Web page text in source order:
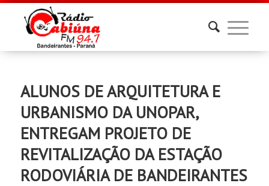
ALUNOS DE ARQUITETURA E
URBANISMO DA UNOPAR,
ENTREGAM PROJETO DE
REVITALIZAÇÃO DA ESTAÇÃO
RODOVIÁRIA DE BANDEIRANTES